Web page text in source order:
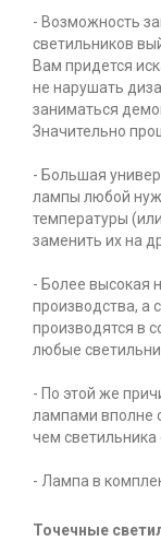
- Возможность
светильников
Вам придется
не нарушать
заниматься
Значительно
- Большая
лампы любой
температуры
заменить их на
- Более высокая
производства, а
производятся в
любые
- По этой же
лампами вполне
чем
- Лампа в
Точечные